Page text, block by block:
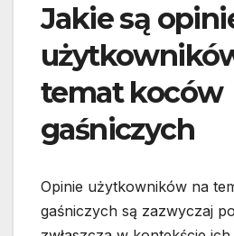
Jakie są
temat koców
gaśniczych
Opinie użytkowników na
gaśniczych są zazwyczaj